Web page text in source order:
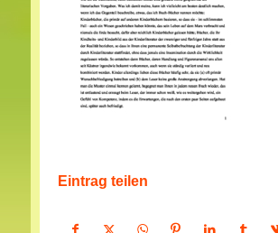
Eintrag teilen